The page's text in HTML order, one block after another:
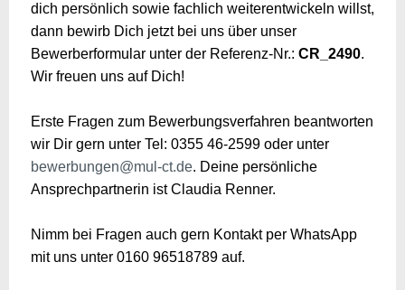
dich persönlich sowie fachlich weiterentwickeln willst,
dann bewirb Dich jetzt bei uns über unser
Bewerberformular unter der Referenz-Nr.: CR_2490.
Wir freuen uns auf Dich!
Erste Fragen zum Bewerbungsverfahren beantworten
wir Dir gern unter Tel: 0355 46-2599 oder unter
bewerbungen@mul-ct.de. Deine persönliche
Ansprechpartnerin ist Claudia Renner.
Nimm bei Fragen auch gern Kontakt per WhatsApp
mit uns unter 0160 96518789 auf.